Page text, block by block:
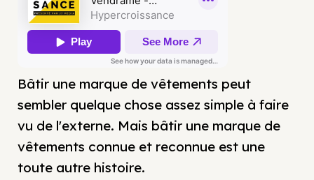
Bâtir une marque de vêtements peut
sembler quelque chose assez simple à faire
vu de l'externe. Mais bâtir une marque de
vêtements connue et reconnue est une
toute autre histoire.